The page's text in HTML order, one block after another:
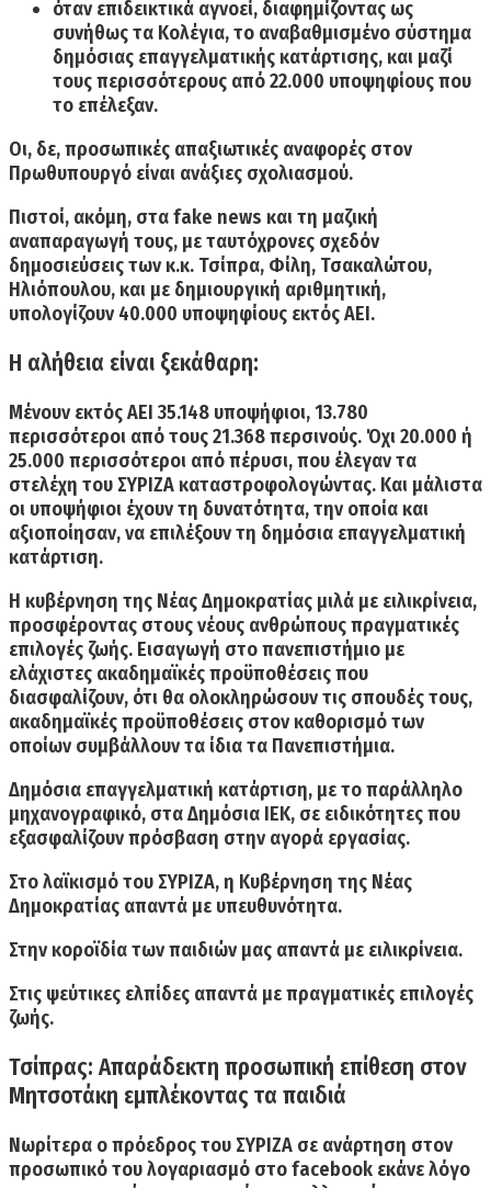
όταν επιδεικτικά αγνοεί, διαφημίζοντας ως
συνήθως τα Κολέγια, το αναβαθμισμένο σύστημα
δημόσιας επαγγελματικής κατάρτισης, και μαζί
τους περισσότερους από 22.000 υποψηφίους που
το επέλεξαν.
Οι, δε, προσωπικές απαξιωτικές αναφορές στον
Πρωθυπουργό είναι ανάξιες σχολιασμού.
Πιστοί, ακόμη, στα fake news και τη μαζική
αναπαραγωγή τους, με ταυτόχρονες σχεδόν
δημοσιεύσεις των κ.κ. Τσίπρα, Φίλη, Τσακαλώτου,
Ηλιόπουλου, και με δημιουργική αριθμητική,
υπολογίζουν 40.000 υποψηφίους εκτός ΑΕΙ.
Η αλήθεια είναι ξεκάθαρη:
Μένουν εκτός ΑΕΙ 35.148 υποψήφιοι, 13.780
περισσότεροι από τους 21.368 περσινούς. Όχι 20.000 ή
25.000 περισσότεροι από πέρυσι, που έλεγαν τα
στελέχη του ΣΥΡΙΖΑ καταστροφολογώντας. Και μάλιστα
οι υποψήφιοι έχουν τη δυνατότητα, την οποία και
αξιοποίησαν, να επιλέξουν τη δημόσια επαγγελματική
κατάρτιση.
Η κυβέρνηση της Νέας Δημοκρατίας μιλά με ειλικρίνεια,
προσφέροντας στους νέους ανθρώπους πραγματικές
επιλογές ζωής. Εισαγωγή στο πανεπιστήμιο με
ελάχιστες ακαδημαϊκές προϋποθέσεις που
διασφαλίζουν, ότι θα ολοκληρώσουν τις σπουδές τους,
ακαδημαϊκές προϋποθέσεις στον καθορισμό των
οποίων συμβάλλουν τα ίδια τα Πανεπιστήμια.
Δημόσια επαγγελματική κατάρτιση, με το παράλληλο
μηχανογραφικό, στα Δημόσια ΙΕΚ, σε ειδικότητες που
εξασφαλίζουν πρόσβαση στην αγορά εργασίας.
Στο λαϊκισμό του ΣΥΡΙΖΑ, η Κυβέρνηση της Νέας
Δημοκρατίας απαντά με υπευθυνότητα.
Στην κοροϊδία των παιδιών μας απαντά με ειλικρίνεια.
Στις ψεύτικες ελπίδες απαντά με πραγματικές επιλογές
ζωής.
Τσίπρας: Απαράδεκτη προσωπική επίθεση στον
Μητσοτάκη εμπλέκοντας τα παιδιά
Νωρίτερα o πρόεδρος του ΣΥΡΙΖΑ σε ανάρτηση στον
προσωπικό του λογαριασμό στο facebook εκάνε λόγο